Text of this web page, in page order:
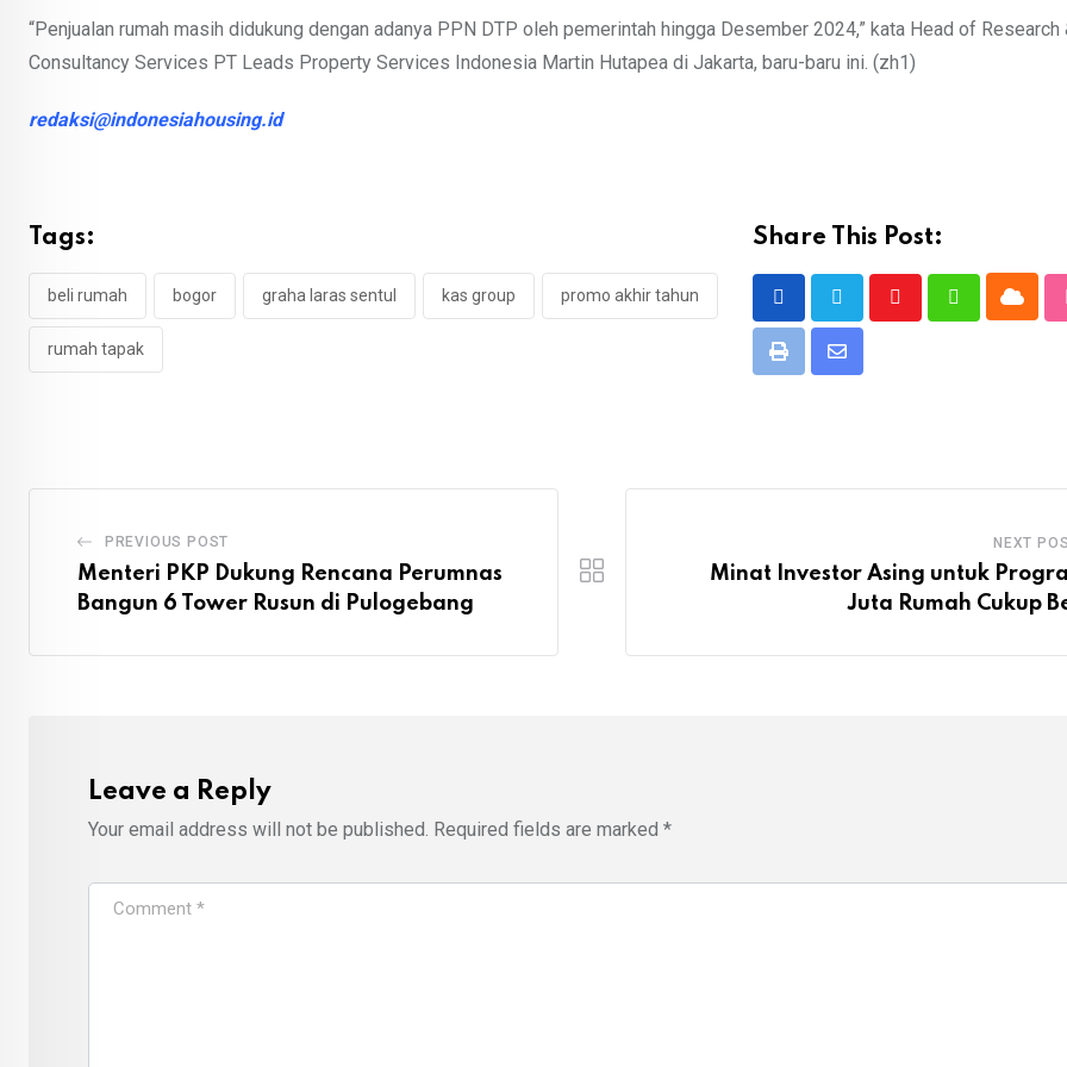
“Penjualan rumah masih didukung dengan adanya PPN DTP oleh pemerintah hingga Desember 2024,” kata Head of Research
Consultancy Services PT Leads Property Services Indonesia Martin Hutapea di Jakarta, baru-baru ini. (zh1)
redaksi@indonesiahousing.id
Tags:
beli rumah bogor graha laras sentul kas group promo akhir tahun
rumah tapak
Share This Post:
Youtube WhatsappCloud
Print
Share
PREVIOUS POST
Menteri PKP Dukung Rencana Perumnas
Bangun 6 Tower Rusun di Pulogebang
NEXT
Minat Investor Asing untuk
Juta Rumah Cukup
Leave a Reply
Your email address will not be published. Required fields are marked *